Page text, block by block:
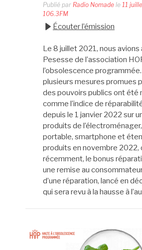
Publié par Radio Nomadele 11
106.3FM
Écouter l’émission
Le 8 juillet 2021, nous
Pesesse de l’association
l’obsolescence
plusieurs mesures promues
des pouvoirs publics ont été
comme l’indice de
depuis le 1 janvier 2022 sur
produits de
portable, smartphone et
produits en novembre 2022,
récemment, le bonus
une remise au
d’une réparation, lancé en
qui sera revu à la hausse à